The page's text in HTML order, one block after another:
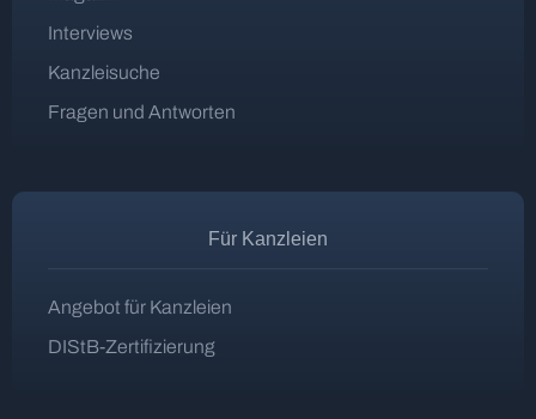
Interviews
Kanzleisuche
Fragen und Antworten
Für Kanzleien
Angebot für Kanzleien
DIStB-Zertifizierung